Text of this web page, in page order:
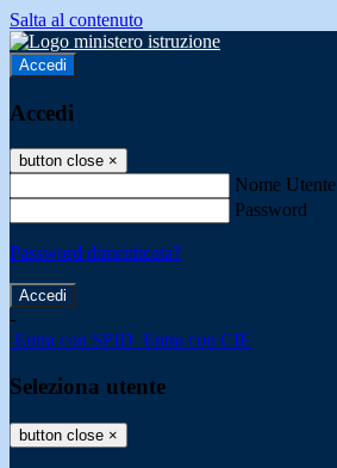
Salta al contenuto
Accedi
Accedi
button close ×
Nome Utente
Password
Password dimenticata?
-
Entra con SPID Entra con CIE
Seleziona utente
button close ×